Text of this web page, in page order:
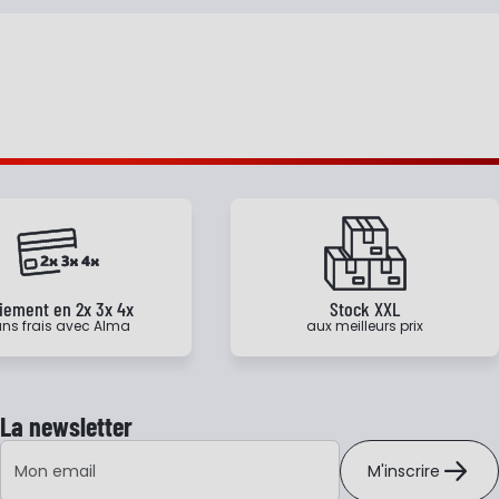
en 2x 3x 4x
frais avec Alma
Stock XXL
aux meilleurs prix
La newsletter
Adresse e-mail
M'inscrire